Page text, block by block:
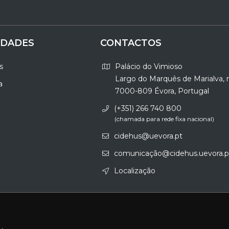
CONTACTOS
Palácio do Vimioso
Largo do Marquês de Marialva,
7000-809 Évora, Portugal
(+351) 266 740 800
(chamada para rede fixa nacional)
cidehus@uevora.pt
Localização